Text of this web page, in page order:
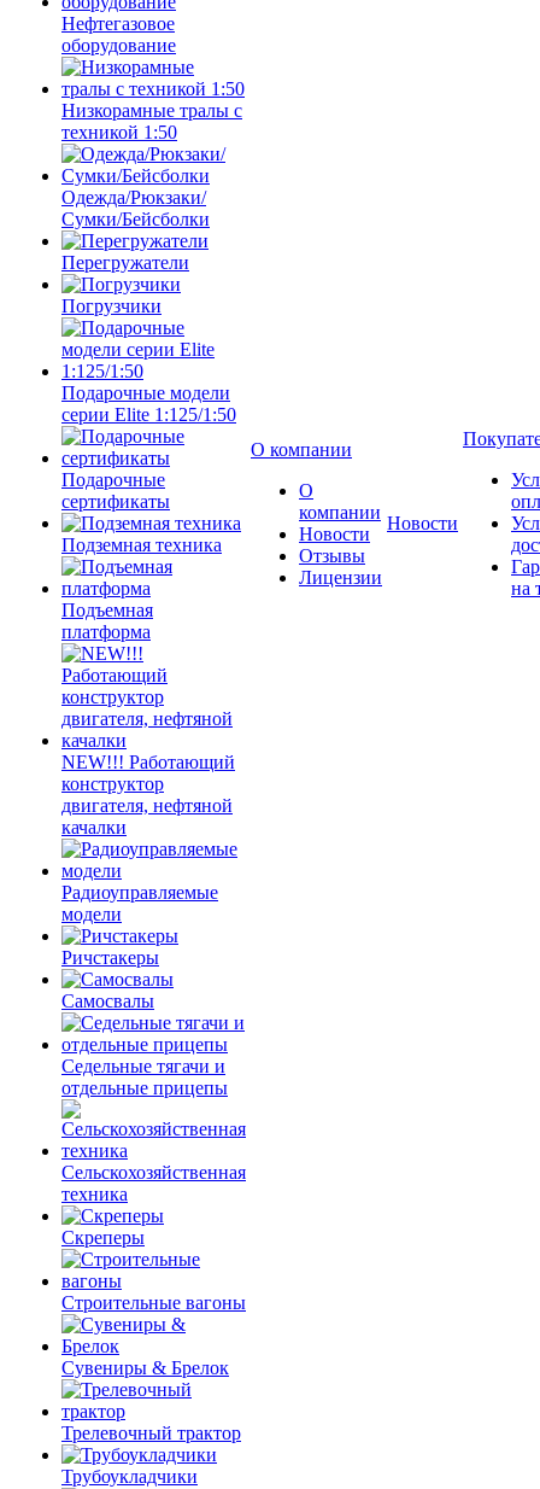
Нефтегазовое
оборудование
Низкорамные тралы с
техникой 1:50
Одежда/Рюкзаки/
Сумки/Бейсболки
Перегружатели
Погрузчики
Подарочные модели
серии Elite 1:125/1:50
Подарочные
сертификаты
Подземная техника
Подъемная
платформа
NEW!!! Работающий
конструктор
двигателя, нефтяной
качалки
Радиоуправляемые
модели
Ричстакеры
Самосвалы
Седельные тягачи и
отдельные прицепы
Сельскохозяйственная
техника
Скреперы
Строительные вагоны
Сувениры & Брелок
Трелевочный трактор
Трубоукладчики
О компании
О
компании
Новости
Отзывы
Лицензии
Новости
на